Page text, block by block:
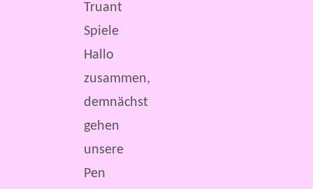
Truant
Spiele
Hallo
zusammen,
demnächst
gehen
unsere
Pen